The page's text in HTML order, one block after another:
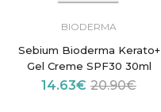
BIODERMA
Sebium Bioderma Kerato+
Gel Creme SPF30 30ml
14.63€ 20.90€